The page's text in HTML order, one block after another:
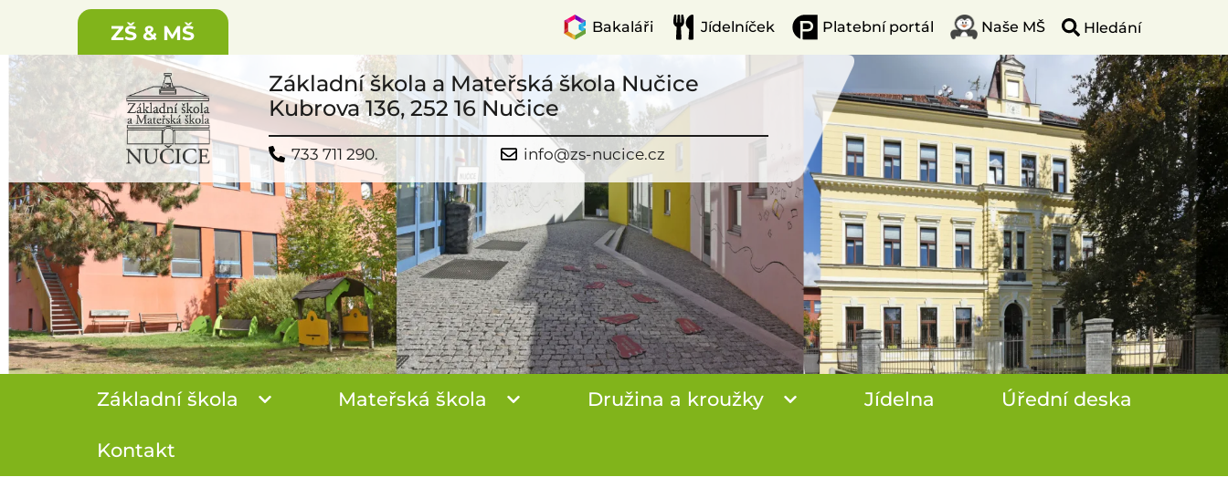
ZŠ & MŠ Bakaláři Jídelníček Platební portál Naše MŠ
Základní škola a Mateřská škola Nučice
Kubrova 136, 252 16 Nučice
733 711 290. info@zs-nucice.cz
Základní škola Mateřská škola Družina a kroužky Jídelna Úřední deska
Kontakt